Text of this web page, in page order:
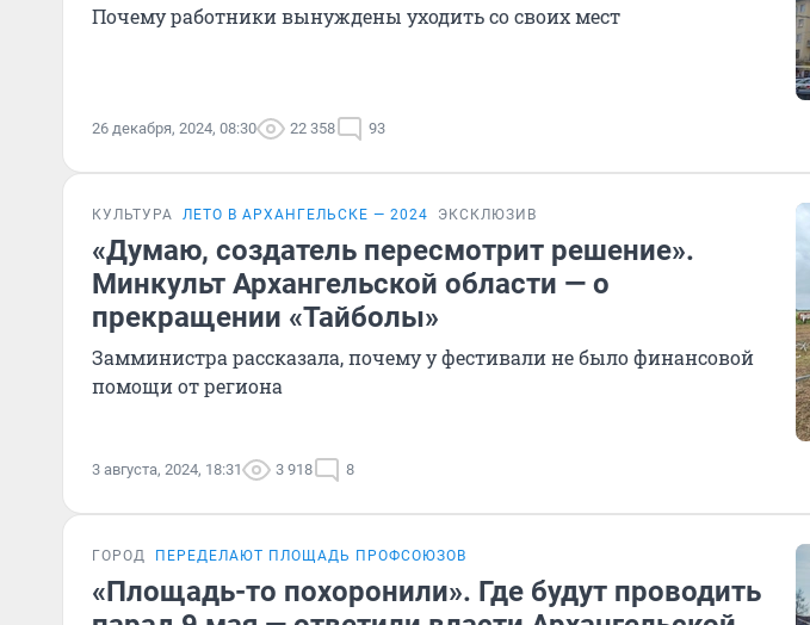
Почему работники вынуждены уходить со своих мест
26 декабря, 2024, 08:30 22 358 93
КУЛЬТУРА ЛЕТО В АРХАНГЕЛЬСКЕ — 2024 ЭКСКЛЮЗИВ
«Думаю, создатель пересмотрит решение».
Минкульт Архангельской области — о
прекращении «Тайболы»
Замминистра рассказала, почему у фестивали не было финансовой
помощи от региона
3 августа, 2024, 18:31 3 918 8
ГОРОД ПЕРЕДЕЛАЮТ ПЛОЩАДЬ ПРОФСОЮЗОВ
«Площадь-то похоронили». Где будут проводить